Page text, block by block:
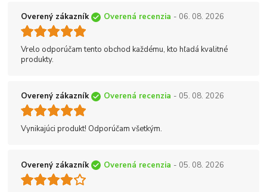
Overený zákazník Overená recenzia - 06. 08. 2026
Vrelo odporúčam tento obchod každému, kto hľadá kvalitné
produkty.
Overený zákazník Overená recenzia - 05. 08. 2026
Vynikajúci produkt! Odporúčam všetkým.
Overený zákazník Overená recenzia - 05. 08. 2026